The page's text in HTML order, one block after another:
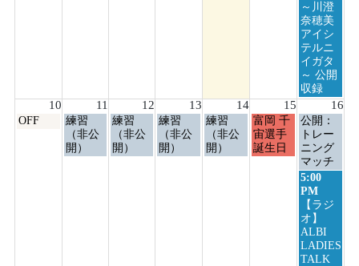
～川澄
奈穂美
アイシ
テルニ
イガタ
～ 公開
収録
10 11 12 13 14 15 16
月
OFF
火
曜
日,
練習
（非公
開）
水
曜
日,
練習
（非公
開）
木
曜
日,
練習
（非公
開）
金
曜
日,
練習
（非公
開）
土
曜
日,
富岡 千
宙選手
誕生日
日
曜
日,
8
月
16th
2026
公開：
トレー
ニング
マッチ
日
曜
日,
8
月
16th
2026
5:00
PM
【ラジ
オ】
ALBI
LADIES
TALK